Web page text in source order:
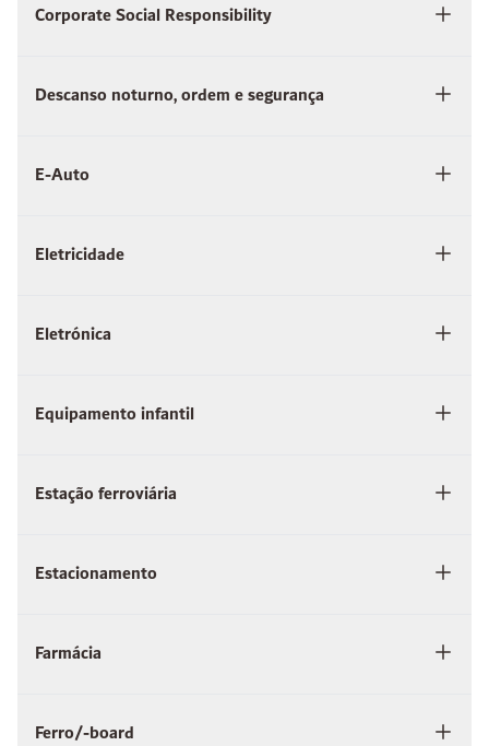
Corporate Social Responsibility
Descanso noturno, ordem e segurança
E-Auto
Eletricidade
Eletrónica
Equipamento infantil
Estação ferroviária
Estacionamento
Farmácia
Ferro/-board